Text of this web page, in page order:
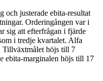
och justerade ebita-resultat
Orderingången var i
sig att efterfrågan i fjärde
i tredje kvartalet. Alfa
Tillväxtmålet höjs till 7
ebita-marginalen höjs till 17